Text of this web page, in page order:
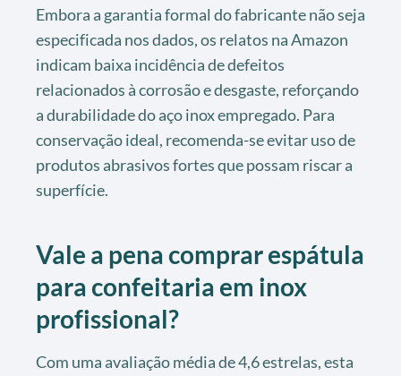
Embora a garantia formal do fabricante não seja
especificada nos dados, os relatos na Amazon
indicam baixa incidência de defeitos
relacionados à corrosão e desgaste, reforçando
a durabilidade do aço inox empregado. Para
conservação ideal, recomenda-se evitar uso de
produtos abrasivos fortes que possam riscar a
superfície.
Vale a pena comprar espátula
para confeitaria em inox
profissional?
Com uma avaliação média de 4,6 estrelas, esta